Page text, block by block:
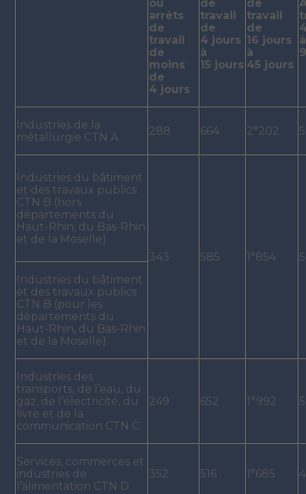
ou
arrêts
de
travail
de
moins
de
4 jours
de
travail
de
4 jours
à
15 jours
de
travail
de
16 jours
à
45 jours
à
Industries de la
métallurgie CTN A
288 664 2°202
Industries du bâtiment
et des travaux publics
CTN B (hors
départements du
Haut-Rhin, du Bas-Rhin
et de la Moselle)
343
585 1°854
Industries du bâtiment
et des travaux publics
CTN B (pour les
départements du
Haut-Rhin, du Bas-Rhin
et de la Moselle)
Industries des
transports, de l’eau, du
gaz, de l’électricité, du
livre et de la
communication CTN C
249 652 1°992
Services, commerces et
industries de
l’alimentation CTN D
352 516 1°685